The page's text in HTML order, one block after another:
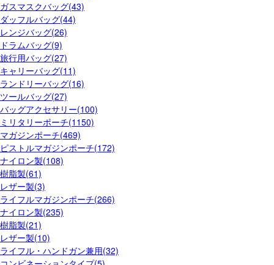
ガスマスクバッグ(43)
ダッフルバッグ(44)
レンジバッグ(26)
ドラムバッグ(9)
旅行用バッグ(27)
キャリーバッグ(11)
ランドリーバッグ(16)
ツールバッグ(27)
バッグアクセサリー(100)
ミリタリーポーチ(1150)
マガジンポーチ(469)
ピストルマガジンポーチ(172)
ナイロン製(108)
樹脂製(61)
レザー製(3)
ライフルマガジンポーチ(266)
ナイロン製(235)
樹脂製(21)
レザー製(10)
ライフル・ハンドガン兼用(32)